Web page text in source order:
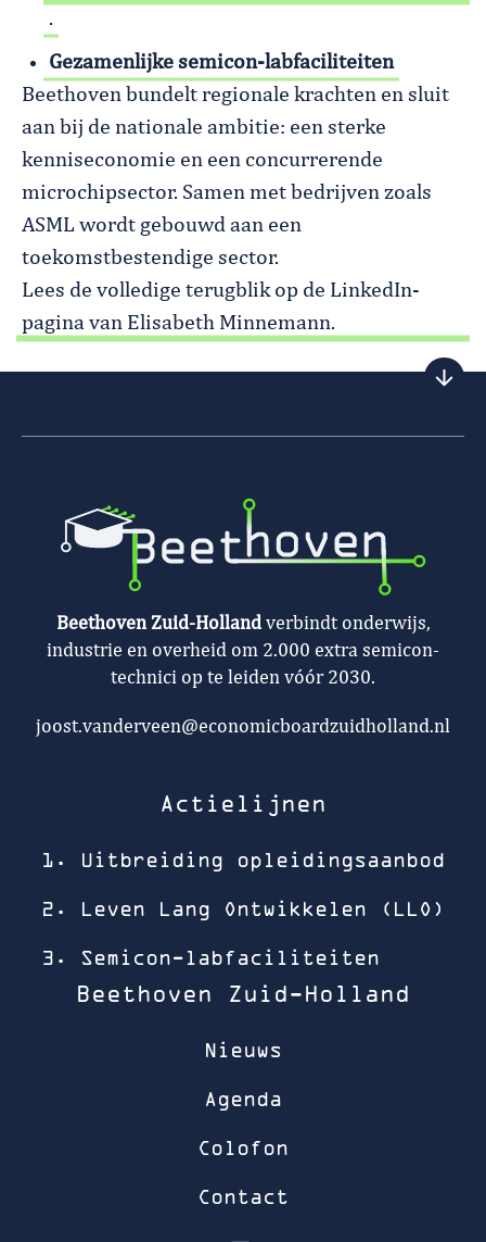
.
Gezamenlijke semicon-labfaciliteiten
Beethoven bundelt regionale krachten en sluit
aan bij de nationale ambitie: een sterke
kenniseconomie en een concurrerende
microchipsector. Samen met bedrijven zoals
ASML wordt gebouwd aan een
toekomstbestendige sector.
Lees de volledige terugblik op de LinkedIn-
pagina van Elisabeth Minnemann.
Beethoven Zuid-Holland verbindt onderwijs,
industrie en overheid om 2.000 extra semicon-
technici op te leiden vóór 2030.
joost.vanderveen@economicboardzuidholland.nl
Actielijnen
1. Uitbreiding opleidingsaanbod
2. Leven Lang Ontwikkelen (LLO)
3. Semicon-labfaciliteiten
Beethoven Zuid-Holland
Nieuws
Agenda
Colofon
Contact